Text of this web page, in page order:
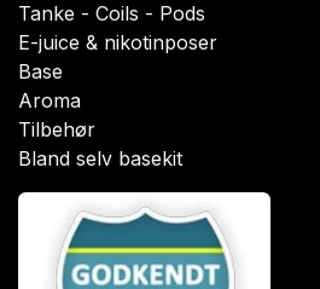
Tanke - Coils - Pods
E-juice & nikotinposer
Base
Aroma
Tilbehør
Bland selv basekit